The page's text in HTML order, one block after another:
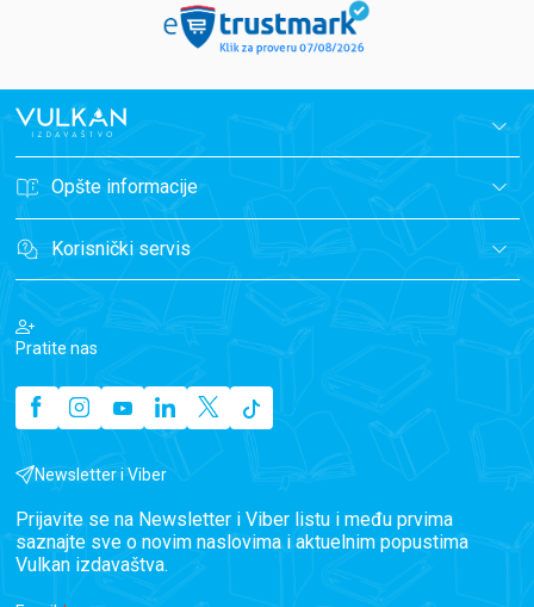
Opšte informacije
Korisnički servis
Pratite nas
Newsletter i Viber
Prijavite se na Newsletter i Viber listu i među prvima
saznajte sve o novim naslovima i aktuelnim popustima
Vulkan izdavaštva.